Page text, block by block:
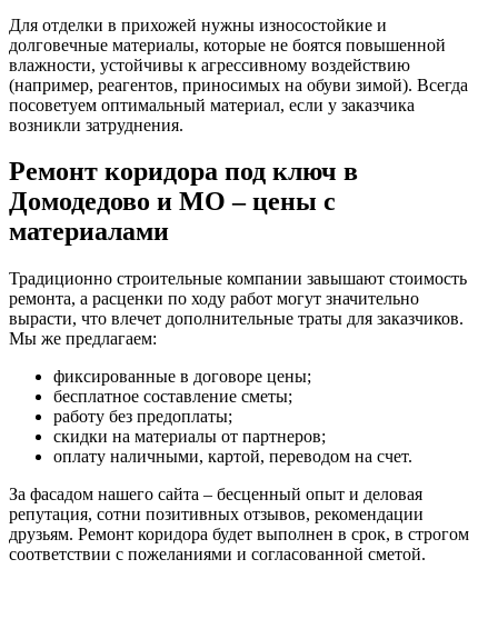
Для отделки в прихожей нужны износостойкие и
долговечные материалы, которые не боятся повышенной
влажности, устойчивы к агрессивному воздействию
(например, реагентов, приносимых на обуви зимой). Всегда
посоветуем оптимальный материал, если у заказчика
возникли затруднения.
Ремонт коридора под ключ в
Домодедово и МО – цены с
материалами
Традиционно строительные компании завышают стоимость
ремонта, а расценки по ходу работ могут значительно
вырасти, что влечет дополнительные траты для заказчиков.
Мы же предлагаем:
фиксированные в договоре цены;
бесплатное составление сметы;
работу без предоплаты;
скидки на материалы от партнеров;
оплату наличными, картой, переводом на счет.
За фасадом нашего сайта – бесценный опыт и деловая
репутация, сотни позитивных отзывов, рекомендации
друзьям. Ремонт коридора будет выполнен в срок, в строгом
соответствии с пожеланиями и согласованной сметой.